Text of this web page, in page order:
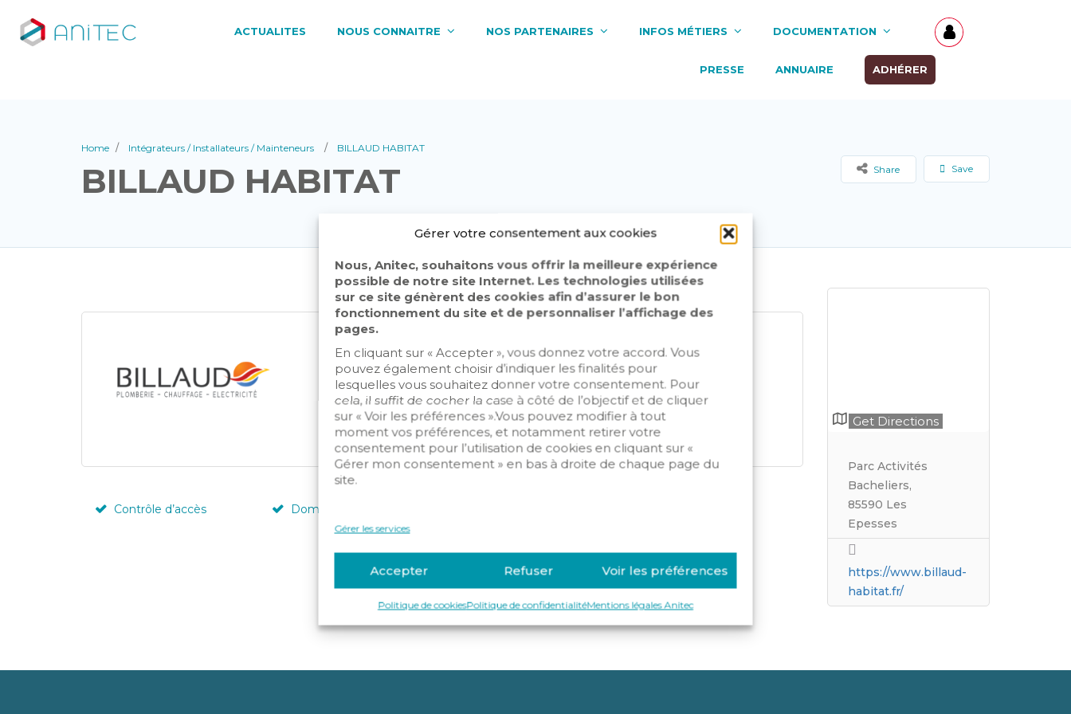
Gérer votre consentement aux cookies
Nous, Anitec, souhaitons vous offrir la meilleure expérience
possible de notre site Internet. Les technologies utilisées
sur ce site génèrent des cookies afin d’assurer le bon
fonctionnement du site et de personnaliser l’affichage des
pages.
En cliquant sur « Accepter », vous donnez votre accord. Vous
pouvez également choisir d’indiquer les finalités pour
lesquelles vous souhaitez donner votre consentement. Pour
cela, il suffit de cocher la case à côté de l’objectif et de cliquer
sur « Voir les préférences ».Vous pouvez modifier à tout
moment vos préférences, et notamment retirer votre
consentement pour l’utilisation de cookies en cliquant sur «
Gérer mon consentement » en bas à droite de chaque page du
site.
Gérer les services
Accepter Refuser Voir les préférences
Politique de cookiesPolitique de confidentialitéMentions légales Anitec
ACTUALITES NOUS CONNAITRE NOS PARTENAIRES INFOS MÉTIERS DOCUMENTATION
PRESSE ANNUAIRE ADHÉRER
Home Intégrateurs / Installateurs / Mainteneurs BILLAUD HABITAT
BILLAUD HABITAT Save
Share
Contrôle d’accès Domotique/IOT
Get Directions
Parc Activités
Bacheliers,
85590 Les
Epesses
https://www.billaud-
habitat.fr/